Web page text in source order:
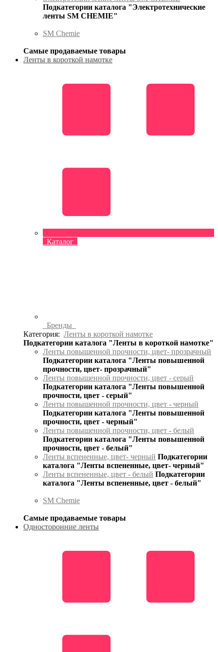
Подкатегории каталога "Электротехнические
ленты SM CHEMIE"
SM Chemie
Самые продаваемые товары
Ленты в короткой намотке
Каталог
Бренды
Категория: Ленты в короткой намотке
Подкатегории каталога "Ленты в короткой намотке"
Ленты повышенной прочности, цвет- прозрачный
Подкатегории каталога "Ленты повышенной
прочности, цвет- прозрачный"
Ленты повышенной прочности, цвет - серый
Подкатегории каталога "Ленты повышенной
прочности, цвет - серый"
Ленты повышенной прочности, цвет - черный
Подкатегории каталога "Ленты повышенной
прочности, цвет - черный"
Ленты повышенной прочности, цвет - белый
Подкатегории каталога "Ленты повышенной
прочности, цвет - белый"
Ленты вспененные, цвет- черный Подкатегории
каталога "Ленты вспененные, цвет- черный"
Ленты вспененные, цвет - белый Подкатегории
каталога "Ленты вспененные, цвет - белый"
SM Chemie
Самые продаваемые товары
Односторонние ленты